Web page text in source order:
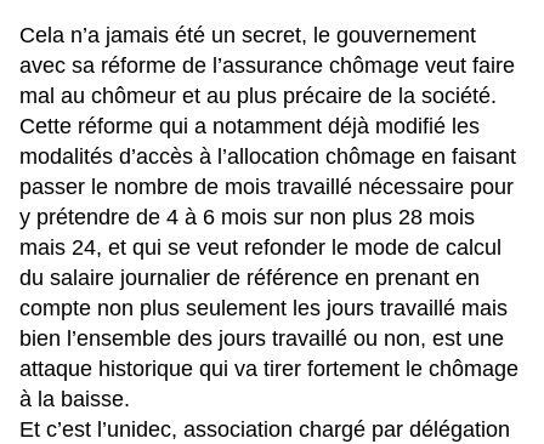
Cela n’a jamais été un secret, le gouvernement
avec sa réforme de l’assurance chômage veut faire
mal au chômeur et au plus précaire de la société.
Cette réforme qui a notamment déjà modifié les
modalités d’accès à l’allocation chômage en faisant
passer le nombre de mois travaillé nécessaire pour
y prétendre de 4 à 6 mois sur non plus 28 mois
mais 24, et qui se veut refonder le mode de calcul
du salaire journalier de référence en prenant en
compte non plus seulement les jours travaillé mais
bien l’ensemble des jours travaillé ou non, est une
attaque historique qui va tirer fortement le chômage
à la baisse.
Et c’est l’unidec, association chargé par délégation